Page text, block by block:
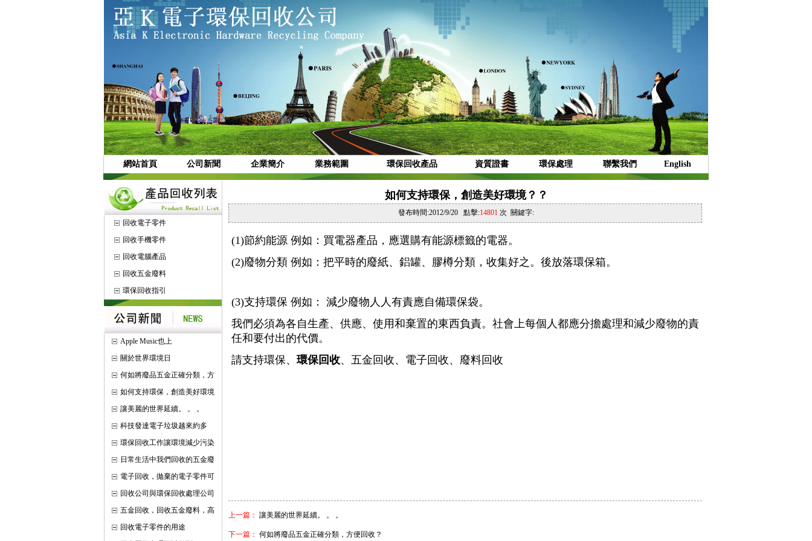
網站首頁 公司新聞 企業簡介 業務範圍 環保回收產品 資質證書 環保處理 聯繫我們 English
回收電子零件
回收手機零件
回收電腦產品
回收五金廢料
環保回收指引
Apple Music也上
關於世界環境日
何如將廢品五金正確分類，方
如何支持環保，創造美好環境
讓美麗的世界延續。 。 。
科技發達電子垃圾越來約多
環保回收工作讓環境減少污染
日常生活中我們回收的五金廢
電子回收，拋棄的電子零件可
回收公司與環保回收處理公司
五金回收，回收五金廢料，高
回收電子零件的用途
如何支持環保，創造美好環境？？
發布時間:2012/9/20 點擊:14801 次 關鍵字:
(1)節約能源 例如：買電器產品，應選購有能源標籤的電器。
(2)廢物分類 例如：把平時的廢紙、鋁罐、膠樽分類，收集好之。後放落環保箱。
(3)支持環保 例如： 減少廢物人人有責應自備環保袋。
我們必須為各自生產、供應、使用和棄置的東西負責。社會上每個人都應分擔處理和減少廢物的責
任和要付出的代價。
請支持環保、 環保回收、五金回收、電子回收、廢料回收
上一篇： 讓美麗的世界延續。 。 。
下一篇： 何如將廢品五金正確分類，方便回收？